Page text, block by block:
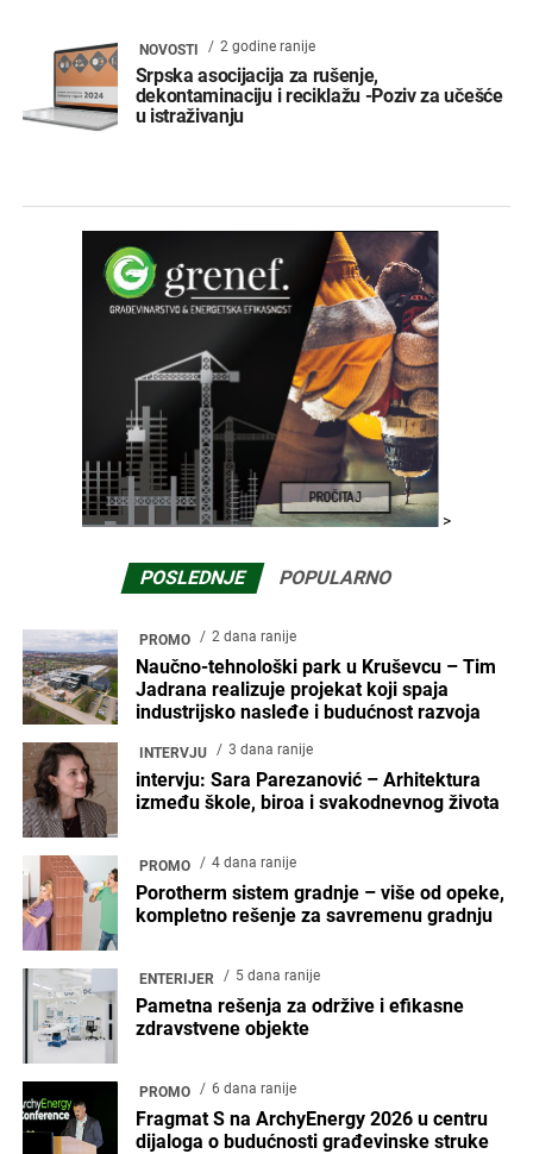
NOVOSTI 2 godine ranije
Srpska asocijacija za rušenje,
dekontaminaciju i reciklažu -Poziv za učešće
u istraživanju
>
POSLEDNJE POPULARNO
PROMO 2 dana ranije
Naučno-tehnološki park u Kruševcu – Tim
Jadrana realizuje projekat koji spaja
industrijsko nasleđe i budućnost razvoja
INTERVJU 3 dana ranije
intervju: Sara Parezanović – Arhitektura
između škole, biroa i svakodnevnog života
PROMO 4 dana ranije
Porotherm sistem gradnje – više od opeke,
kompletno rešenje za savremenu gradnju
ENTERIJER 5 dana ranije
Pametna rešenja za održive i efikasne
zdravstvene objekte
PROMO 6 dana ranije
Fragmat S na ArchyEnergy 2026 u centru
dijaloga o budućnosti građevinske struke